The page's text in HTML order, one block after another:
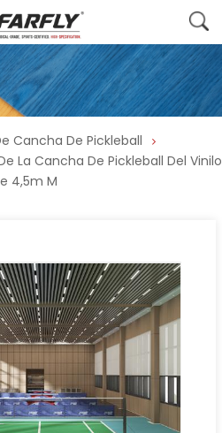
Cancha De Pickleball
La Cancha De Pickleball Del Vinilo
4,5m M